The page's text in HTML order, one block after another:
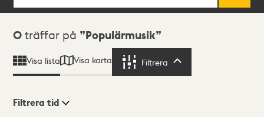
Sökresultat
0 träffar på Populärmusik
Visa lista Visa karta Filtrera
Filtrera tid